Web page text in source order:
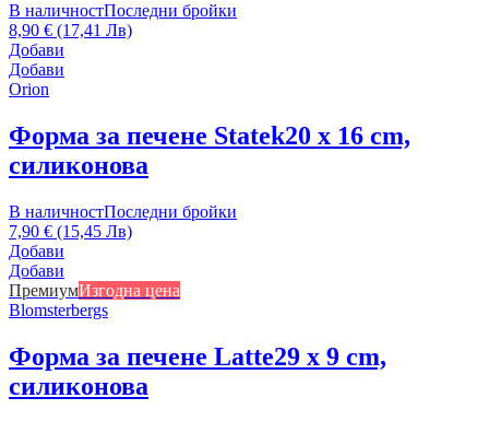
В наличностПоследни бройки
8,90 € (17,41 Лв)
Добави
Добави
Orion
Форма за печене Statek20 x 16 cm,
силиконова
В наличностПоследни бройки
7,90 € (15,45 Лв)
Добави
Добави
ПремиумИзгодна цена
Blomsterbergs
Форма за печене Latte29 x 9 cm,
силиконова